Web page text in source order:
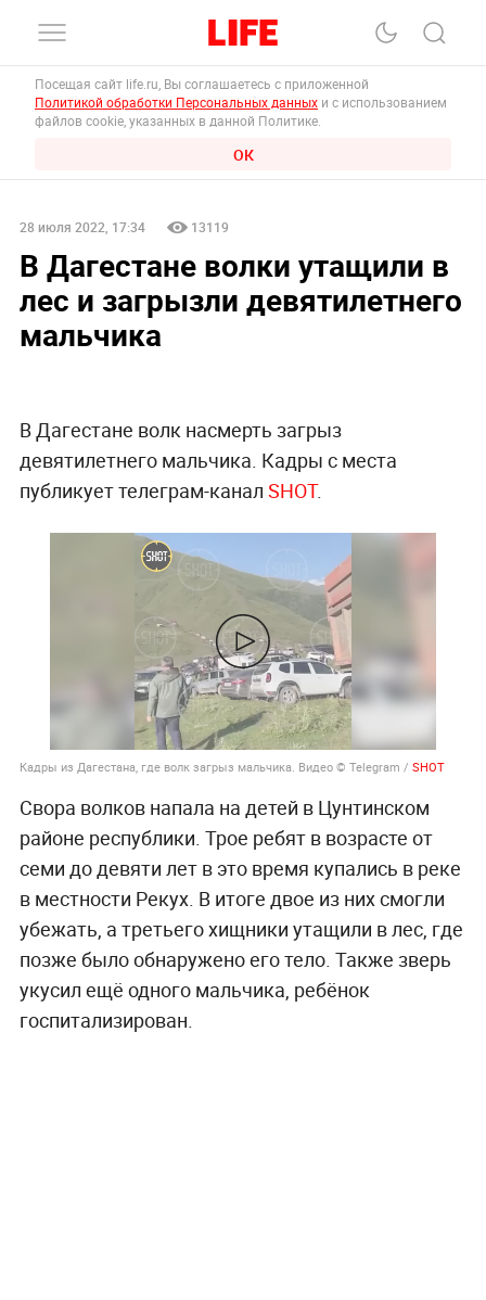
Посещая сайт life.ru, Вы соглашаетесь с приложенной
Политикой обработки Персональных данных и с использованием
файлов cookie, указанных в данной Политике.
ОК
28 июля 2022, 17:34 13119
В Дагестане волки утащили в
лес и загрызли девятилетнего
мальчика
В Дагестане волк насмерть загрыз
девятилетнего мальчика. Кадры с места
публикует телеграм-канал SHOT.
Кадры из Дагестана, где волк загрыз мальчика. Видео © Telegram / SHOT
Свора волков напала на детей в Цунтинском
районе республики. Трое ребят в возрасте от
семи до девяти лет в это время купались в реке
в местности Рекух. В итоге двое из них смогли
убежать, а третьего хищники утащили в лес, где
позже было обнаружено его тело. Также зверь
укусил ещё одного мальчика, ребёнок
госпитализирован.